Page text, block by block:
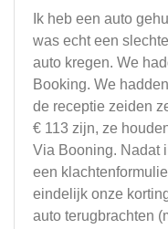
Ik heb een auto
was echt een
auto kregen. We
Booking. We
de receptie zeiden
€ 113 zijn, ze
Via Booning. Nadat
een
eindelijk onze
auto terugbrachten